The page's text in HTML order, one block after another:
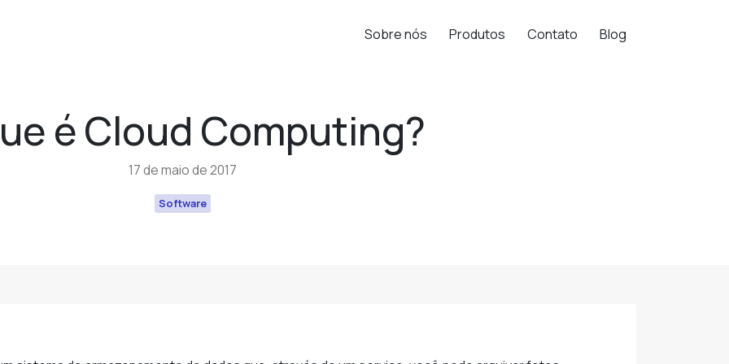
Sobre nós Produtos Contato Blog
é Cloud Computing?
17 de maio de 2017
Software